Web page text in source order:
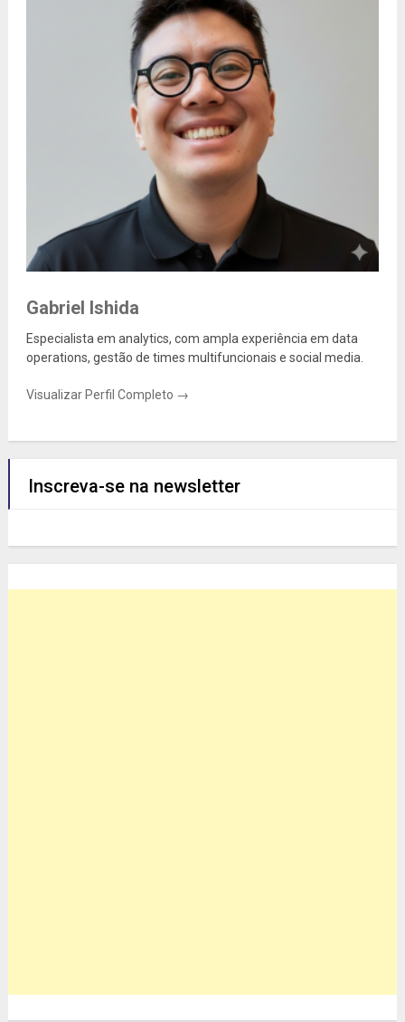
Gabriel Ishida
Especialista em analytics, com ampla experiência em data
operations, gestão de times multifuncionais e social media.
Visualizar Perfil Completo →
Inscreva-se na newsletter